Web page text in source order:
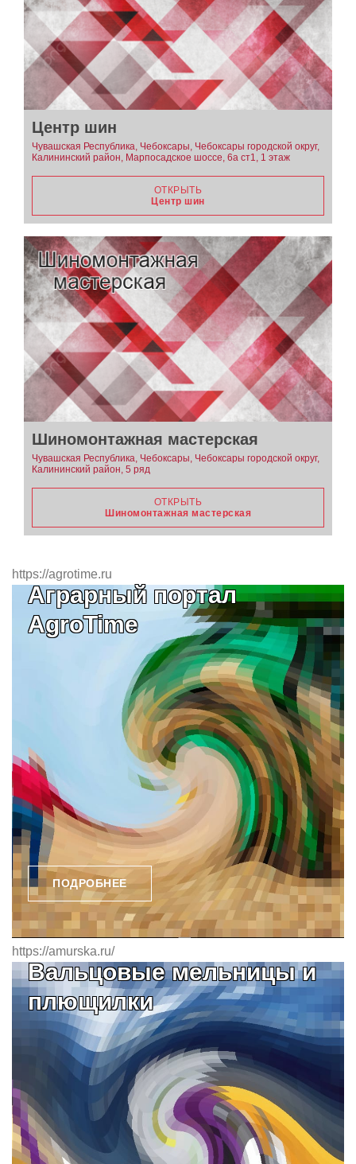
Центр шин
Чувашская Республика, Чебоксары, Чебоксары городской округ,
Калининский район, Марпосадское шоссе, 6а ст1, 1 этаж
ОТКРЫТЬ
Центр шин
Шиномонтажная мастерская
Чувашская Республика, Чебоксары, Чебоксары городской округ,
Калининский район, 5 ряд
ОТКРЫТЬ
Шиномонтажная мастерская
https://agrotime.ru
Аграрный портал
AgroTime
ПОДРОБНЕЕ
https://amurska.ru/
Вальцовые мельницы и
плющилки